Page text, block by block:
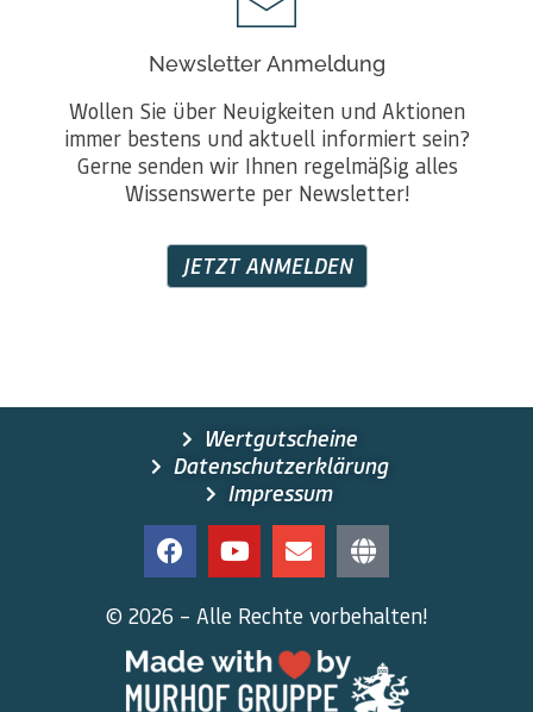
Newsletter Anmeldung
Wollen Sie über Neuigkeiten und Aktionen
immer bestens und aktuell informiert sein?
Gerne senden wir Ihnen regelmäßig alles
Wissenswerte per Newsletter!
JETZT ANMELDEN
Wertgutscheine
Datenschutzerklärung
Impressum
© 2026 – Alle Rechte vorbehalten!